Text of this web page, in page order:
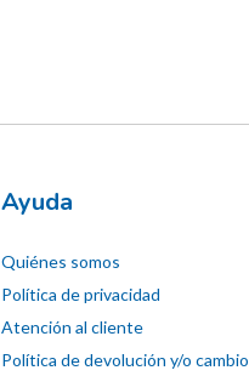
Ayuda
Quiénes somos
Política de privacidad
Atención al cliente
Política de devolución y/o cambio